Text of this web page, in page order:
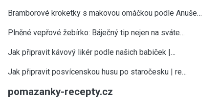
Bramborové kroketky s makovou omáčkou podle Anuše…
Plněné vepřové žebírko: Báječný tip nejen na sváte…
Jak připravit kávový likér podle našich babiček |…
Jak připravit posvícenskou husu po staročesku | re…
pomazanky-recepty.cz